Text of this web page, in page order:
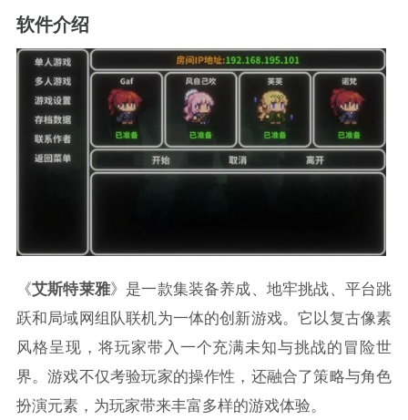
软件介绍
《艾斯特莱雅》是一款集装备养成、地牢挑战、平台跳
跃和局域网组队联机为一体的创新游戏。它以复古像素
风格呈现，将玩家带入一个充满未知与挑战的冒险世
界。游戏不仅考验玩家的操作性，还融合了策略与角色
扮演元素，为玩家带来丰富多样的游戏体验。